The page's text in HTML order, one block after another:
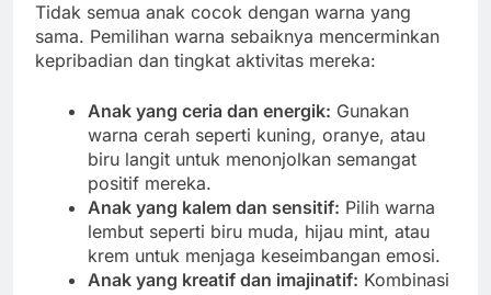
Tidak semua anak cocok dengan warna yang
sama. Pemilihan warna sebaiknya mencerminkan
kepribadian dan tingkat aktivitas mereka:
Anak yang ceria dan energik: Gunakan
warna cerah seperti kuning, oranye, atau
biru langit untuk menonjolkan semangat
positif mereka.
Anak yang kalem dan sensitif: Pilih warna
lembut seperti biru muda, hijau mint, atau
krem untuk menjaga keseimbangan emosi.
Anak yang kreatif dan imajinatif: Kombinasi